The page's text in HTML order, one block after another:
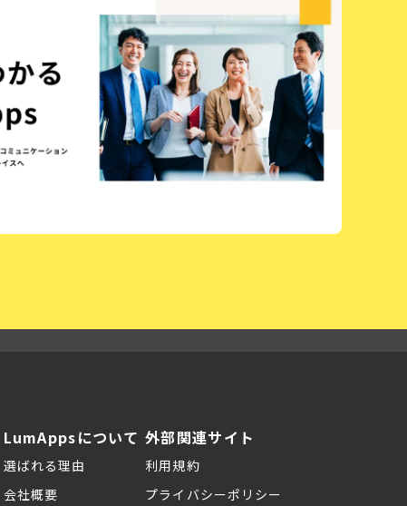
LumAppsについて
選ばれる理由
会社概要
外部関連サイト
利用規約
プライバシーポリシー